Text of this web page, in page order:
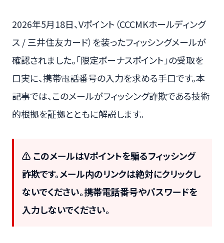
2026年5月18日、Vポイント（CCCMKホールディング
ス / 三井住友カード）を装ったフィッシングメールが
確認されました。「限定ボーナスポイント」の受取を
口実に、携帯電話番号の入力を求める手口です。本
記事では、このメールがフィッシング詐欺である技術
的根拠を証拠とともに解説します。
⚠ このメールはVポイントを騙るフィッシング
詐欺です。メール内のリンクは絶対にクリックし
ないでください。携帯電話番号やパスワードを
入力しないでください。